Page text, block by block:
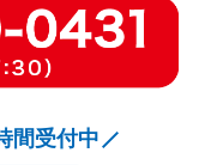
間受付中